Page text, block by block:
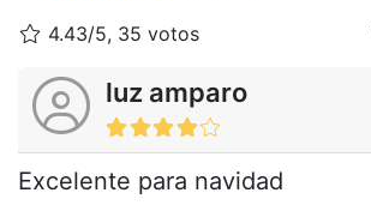
4.43/5, 35 votos
luz amparo
Excelente para navidad